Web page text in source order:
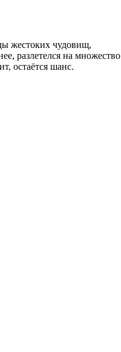
жестоких чудовищ,
разлетелся на множество
остаётся шанс.